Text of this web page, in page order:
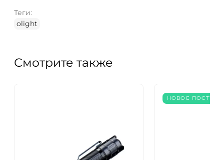
Теги:
olight
Смотрите также
НОВОЕ